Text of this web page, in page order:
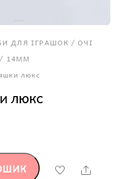
ДЛЯ ІГРАШОК /ОЧІ
/ 14ММ
люкс
люкс
Share